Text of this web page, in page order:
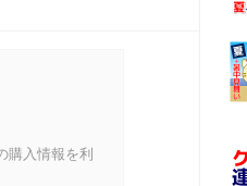
購入情報を利